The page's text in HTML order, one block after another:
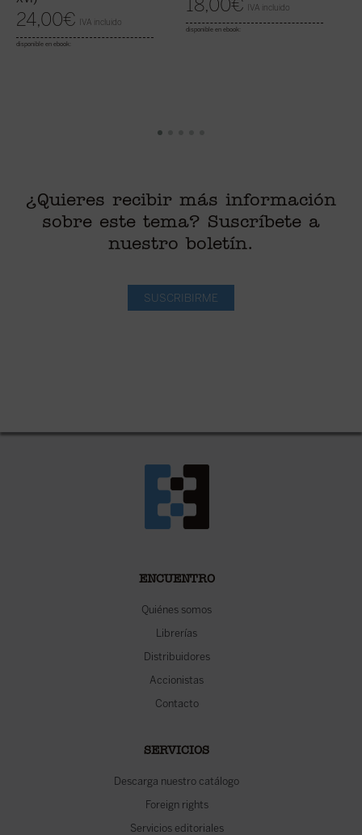
24,00€ IVA incluido
disponible en ebook:
18,00€ IVA incluido
disponible en ebook:
¿Quieres recibir más información
sobre este tema? Suscríbete a
nuestro boletín.
SUSCRIBIRME
ENCUENTRO
Quiénes somos
Librerías
Distribuidores
Accionistas
Contacto
SERVICIOS
Descarga nuestro catálogo
Foreign rights
Servicios editoriales